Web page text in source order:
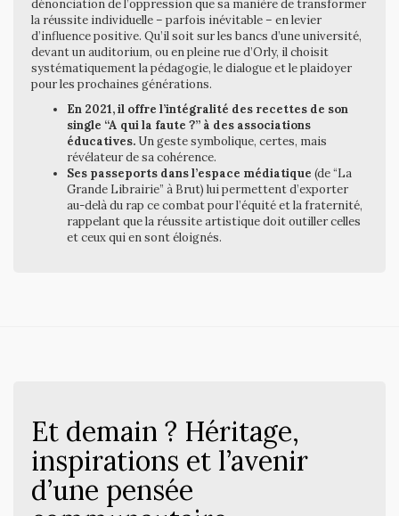
dénonciation de l’oppression que sa manière de transformer
la réussite individuelle – parfois inévitable – en levier
d’influence positive. Qu’il soit sur les bancs d’une université,
devant un auditorium, ou en pleine rue d’Orly, il choisit
systématiquement la pédagogie, le dialogue et le plaidoyer
pour les prochaines générations.
En 2021, il offre l’intégralité des recettes de son
single “A qui la faute ?” à des associations
éducatives. Un geste symbolique, certes, mais
révélateur de sa cohérence.
Ses passeports dans l’espace médiatique (de “La
Grande Librairie” à Brut) lui permettent d’exporter
au-delà du rap ce combat pour l’équité et la fraternité,
rappelant que la réussite artistique doit outiller celles
et ceux qui en sont éloignés.
Et demain ? Héritage,
inspirations et l’avenir
d’une pensée